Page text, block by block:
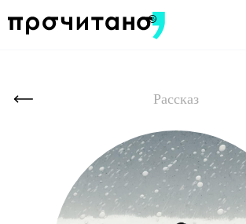
Рассказ